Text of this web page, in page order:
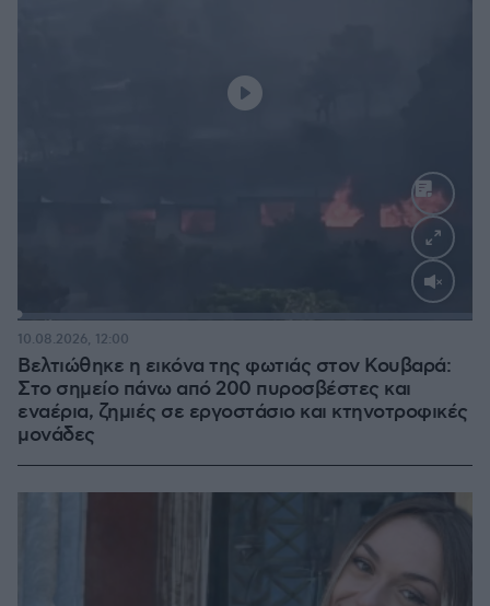
Loaded
Βελτιώθηκε η εικόνα της φωτιάς στον Κουβαρά:
Στο σημείο πάνω από 200 πυροσβέστες και
εναέρια, ζημιές σε εργοστάσιο και κτηνοτροφικές
μονάδες
10.08.2026, 12:00